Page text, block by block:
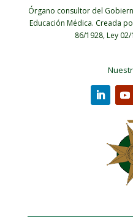
Órgano consultor del
Educación Médica. Creada
86/1928, Ley